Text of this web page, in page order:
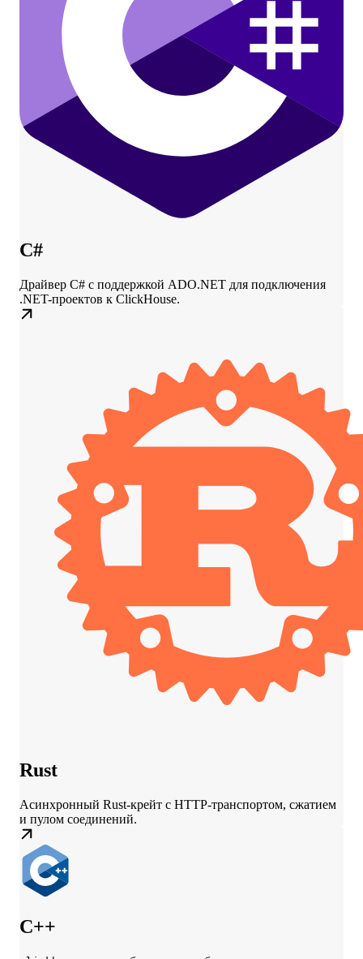
C#
Драйвер C# с поддержкой ADO.NET для подключения
.NET-проектов к ClickHouse.
Rust
Асинхронный Rust-крейт с HTTP-транспортом, сжатием
и пулом соединений.
C++